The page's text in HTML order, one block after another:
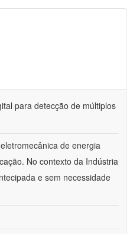
para detecção de múltiplos
de energia
No contexto da Indústria
e sem necessidade